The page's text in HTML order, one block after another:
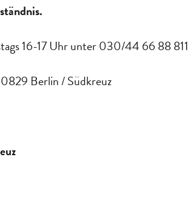
16-17 Uhr unter 030/44 66 88 811
Berlin / Südkreuz